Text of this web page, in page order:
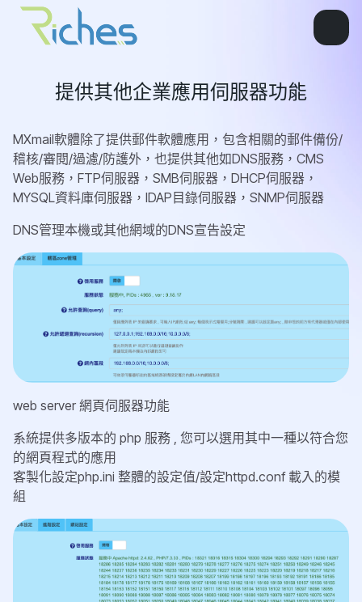
提供其他企業應用伺服器功能
MXmail軟體除了提供郵件軟體應用，包含相關的郵件備份/
稽核/審閱/過濾/防護外，也提供其他如DNS服務，CMS
Web服務，FTP伺服器，SMB伺服器，DHCP伺服器，
MYSQL資料庫伺服器，lDAP目錄伺服器，SNMP伺服器
DNS管理本機或其他網域的DNS宣告設定
web server 網頁伺服器功能
系統提供多版本的 php 服務 , 您可以選用其中一種以符合您
的網頁程式的應用
客製化設定php.ini 整體的設定值/設定httpd.conf 載入的模
組